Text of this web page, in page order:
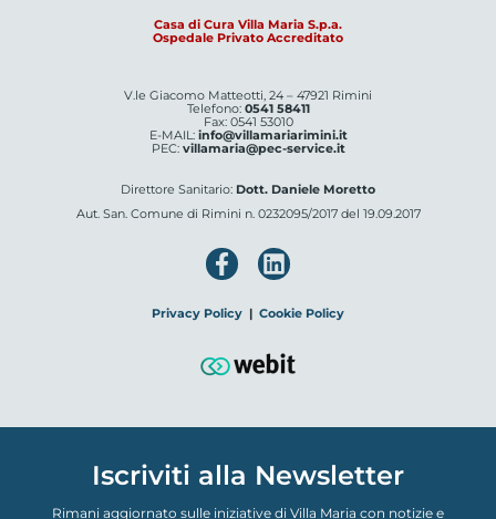
Casa di Cura Villa Maria S.p.a.
Ospedale Privato Accreditato
V.le Giacomo Matteotti, 24 – 47921 Rimini
Telefono: 0541 58411
Fax: 0541 53010
E-MAIL: info@villamariarimini.it
PEC: villamaria@pec-service.it
Direttore Sanitario: Dott. Daniele Moretto
Aut. San. Comune di Rimini n. 0232095/2017 del 19.09.2017
Privacy Policy | Cookie Policy
Iscriviti alla Newsletter
Rimani aggiornato sulle iniziative di Villa Maria con notizie e